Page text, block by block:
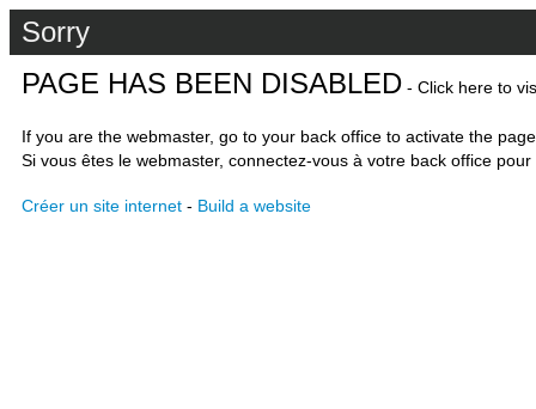
Sorry
PAGE HAS BEEN DISABLED - Click here to
If you are the webmaster, go to your back office to activate the
Si vous êtes le webmaster, connectez-vous à votre back office
Créer un site internet - Build a website